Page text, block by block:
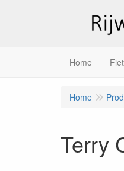
Home
Home
Terry